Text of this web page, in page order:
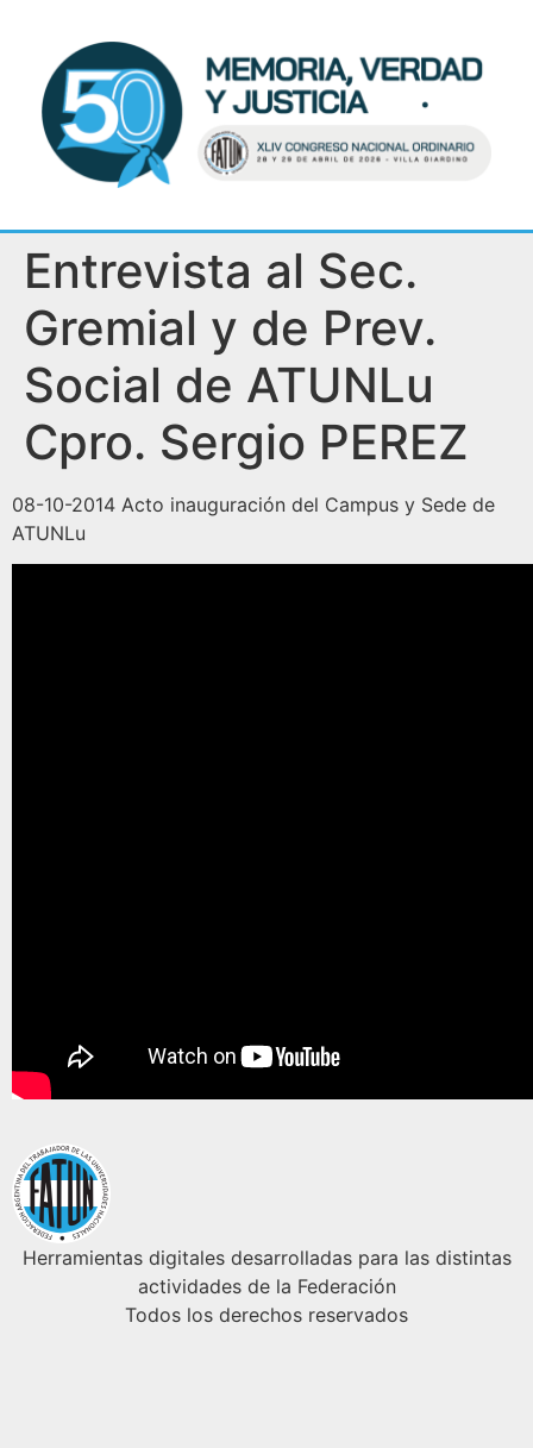
Entrevista al Sec.
Gremial y de Prev.
Social de ATUNLu
Cpro. Sergio PEREZ
08-10-2014 Acto inauguración del Campus y Sede de
ATUNLu
Herramientas digitales desarrolladas para las distintas
actividades de la Federación
Todos los derechos reservados